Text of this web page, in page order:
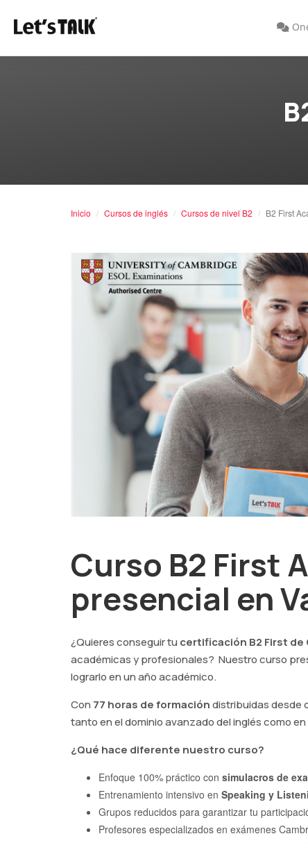
Inicio Cursos de inglés Cursos de nivel B2 B2 First
Curso B2 First
presencial en
¿Quieres conseguir tu certificación B2 First de
académicas y profesionales? Nuestro curso
lograrlo en un año académico.
Con 77 horas de formacióndistribuidas desde
tanto en el dominio avanzado del inglés como
¿Qué hace diferente nuestro curso?
Enfoque 100% práctico con simulacros de
Entrenamiento intensivo en Speaking y
Grupos reducidos para garantizar tu
Profesores especializados en exámenes